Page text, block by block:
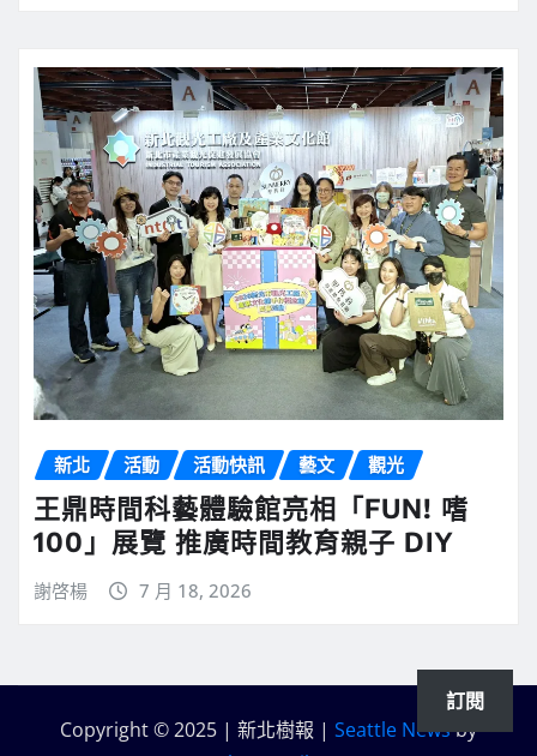
新北 活動 活動快訊 藝文 觀光
王鼎時間科藝體驗館亮相「FUN! 嗜
100」展覽 推廣時間教育親子 DIY
謝啓楊 7 月 18, 2026
Copyright © 2025 | 新北樹報 | Seattle Newsby
訂閱